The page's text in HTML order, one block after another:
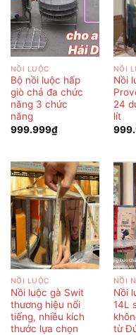
NỒI LUỘC
Bộ nồi luộc hấp
giò chả đa chức
năng 3 chức
năng
999.999₫
NỒI
Nồi
24
lít
NỒI LUỘC
Nồi luộc gà Swit
thương hiệu nổi
tiếng, nhiều kích
thước lựa chọn
Nồi
14L
từ